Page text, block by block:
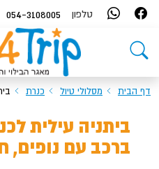
טלפון 054-3108005
דף הבית מסלולי טיול כנרת
ביתניה עילית
ברכב עם נופים,